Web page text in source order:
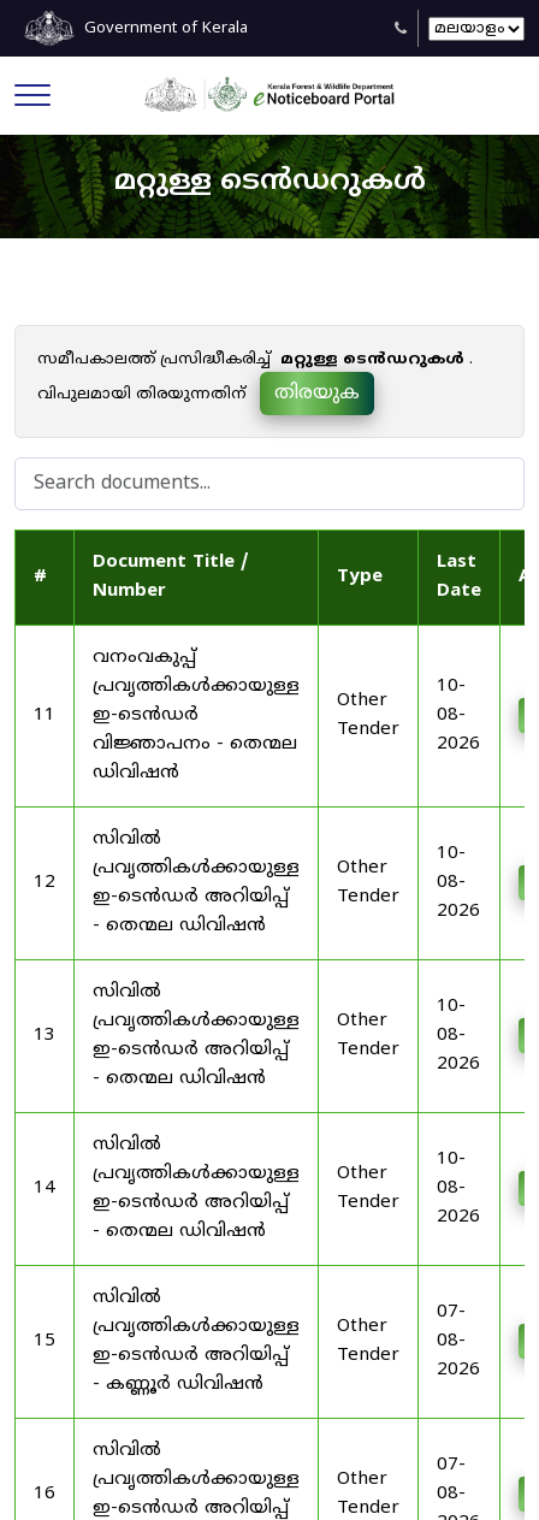
Government of Kerala
മറ്റുള്ള ടെൻഡറുകൾ
സമീപകാലത്ത് പ്രസിദ്ധീകരിച്ച് മറ്റുള്ള ടെൻഡറുകൾ .
വിപുലമായി തിരയുന്നതിന്
തിരയുക
#
Document Title /
Number
Type
Last
Date
11
വനംവകുപ്പ്
പ്രവൃത്തികൾക്കായുള്ള
ഇ-ടെൻഡർ
വിജ്ഞാപനം - തെന്മല
ഡിവിഷൻ
Other
Tender
10-
08-
2026
12
സിവിൽ
പ്രവൃത്തികൾക്കായുള്ള
ഇ-ടെൻഡർ അറിയിപ്പ്
- തെന്മല ഡിവിഷൻ
Other
Tender
10-
08-
2026
13
സിവിൽ
പ്രവൃത്തികൾക്കായുള്ള
ഇ-ടെൻഡർ അറിയിപ്പ്
- തെന്മല ഡിവിഷൻ
Other
Tender
10-
08-
2026
14
സിവിൽ
പ്രവൃത്തികൾക്കായുള്ള
ഇ-ടെൻഡർ അറിയിപ്പ്
- തെന്മല ഡിവിഷൻ
Other
Tender
10-
08-
2026
15
സിവിൽ
പ്രവൃത്തികൾക്കായുള്ള
ഇ-ടെൻഡർ അറിയിപ്പ്
- കണ്ണൂർ ഡിവിഷൻ
Other
Tender
07-
08-
2026
16
സിവിൽ
പ്രവൃത്തികൾക്കായുള്ള
ഇ-ടെൻഡർ അറിയിപ്പ്
Other
Tender
07-
08-